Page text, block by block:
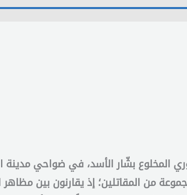
المخلوع بشّار الأسد، في ضواحي مدينة
من المقاتلين؛ إذ يقارنون بين مظاهر